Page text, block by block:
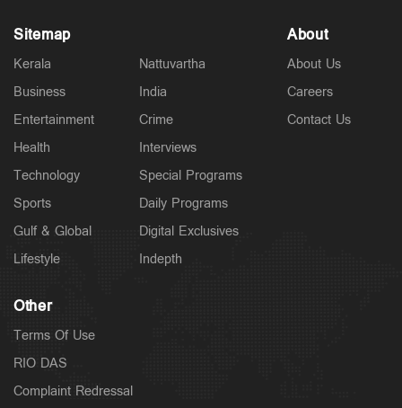
Sitemap
Kerala
Business
Entertainment
Health
Technology
Sports
Gulf & Global
Lifestyle
Nattuvartha
India
Crime
Interviews
Special Programs
Daily Programs
Digital Exclusives
Indepth
About
About Us
Careers
Contact Us
Other
Terms Of Use
RIO DAS
Complaint Redressal